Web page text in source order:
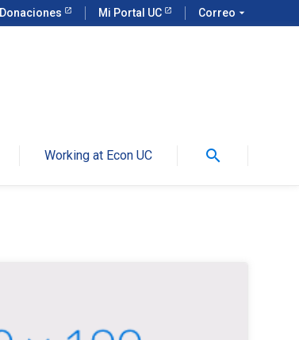
Donaciones Mi Portal UC Correo arrow_drop_down
Working at Econ UC search